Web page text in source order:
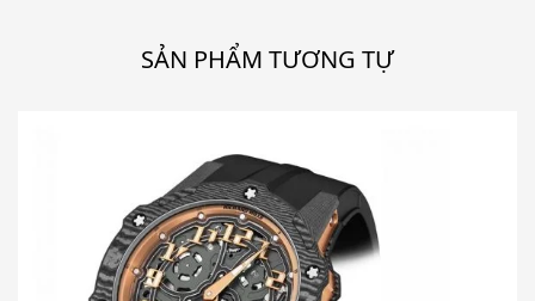
SẢN PHẨM TƯƠNG TỰ